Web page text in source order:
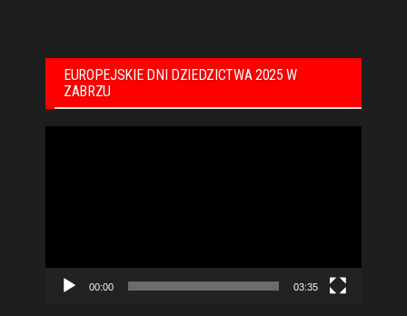
EUROPEJSKIE DNI DZIEDZICTWA 2025 W
ZABRZU
00:00 03:35